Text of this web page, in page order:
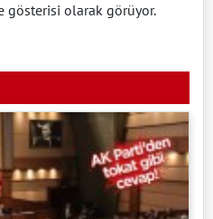
gösterisi olarak görüyor.